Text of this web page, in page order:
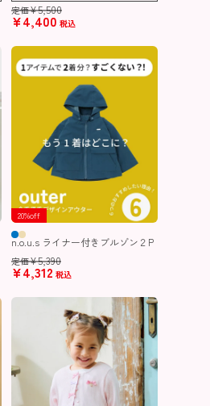
定価¥5,500
¥4,400 税込
20%off
n.o.u.s ライナー付きブルゾン２P
定価¥5,390
¥4,312 税込